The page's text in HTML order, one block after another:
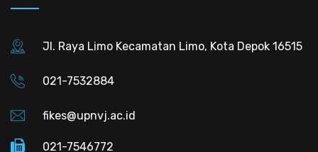
Jl. Raya Limo Kecamatan Limo, Kota Depok 16515
021-7532884
fikes@upnvj.ac.id
021-7546772